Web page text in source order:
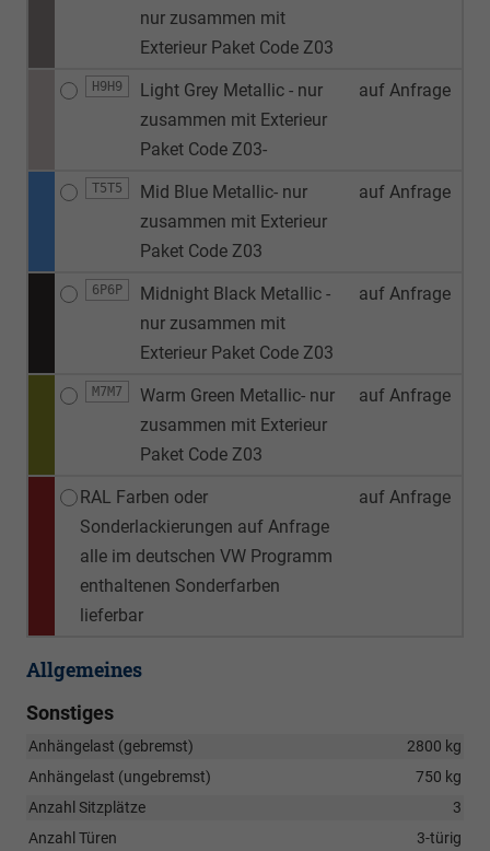
nur zusammen mit
Exterieur Paket Code Z03
H9H9
Light Grey Metallic - nur
zusammen mit Exterieur
Paket Code Z03-
auf Anfrage
T5T5
Mid Blue Metallic- nur
zusammen mit Exterieur
Paket Code Z03
auf Anfrage
6P6P
Midnight Black Metallic -
nur zusammen mit
Exterieur Paket Code Z03
auf Anfrage
M7M7
Warm Green Metallic- nur
zusammen mit Exterieur
Paket Code Z03
auf Anfrage
RAL Farben oder
Sonderlackierungen auf Anfrage
alle im deutschen VW Programm
enthaltenen Sonderfarben
lieferbar
auf Anfrage
Allgemeines
Sonstiges
Anhängelast (gebremst)
2800 kg
Anhängelast (ungebremst)
750 kg
Anzahl Sitzplätze
3
Anzahl Türen
3-türig